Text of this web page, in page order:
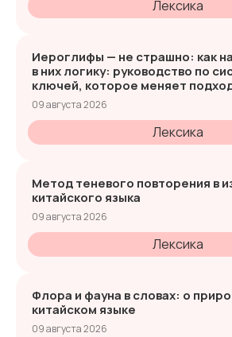
Лексика
Иероглифы — не страшно: как
в них логику: руководство по
ключей, которое меняет
09 августа 2026
Лексика
Метод теневого повторения в
китайского языка
09 августа 2026
Лексика
Флора и фауна в словах: о
китайском языке
09 августа 2026